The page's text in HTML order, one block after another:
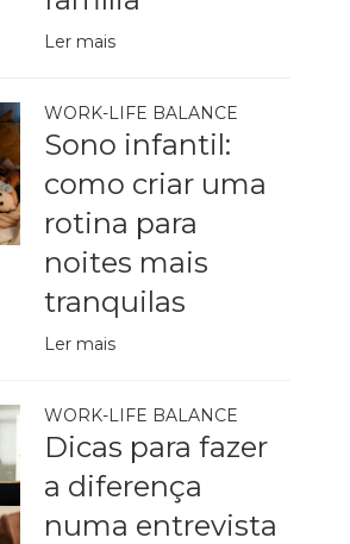
Ler mais
WORK-LIFE BALANCE
Sono infantil:
como criar uma
rotina para
noites mais
tranquilas
Ler mais
WORK-LIFE BALANCE
Dicas para fazer
a diferença
numa entrevista